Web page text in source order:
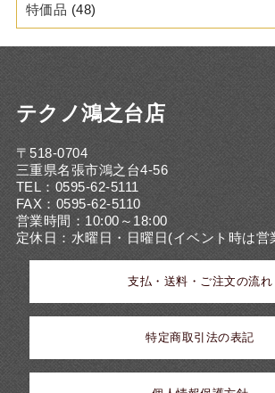
特価品 (48)
テクノ鴻之台店
〒518-0704
三重県名張市鴻之台4-56
TEL：0595-62-5111
FAX：0595-62-5110
営業時間：10:00～18:00
定休日：水曜日・日曜日(イベント時は営
支払・送料・ご注文の流れ
特定商取引法の表記